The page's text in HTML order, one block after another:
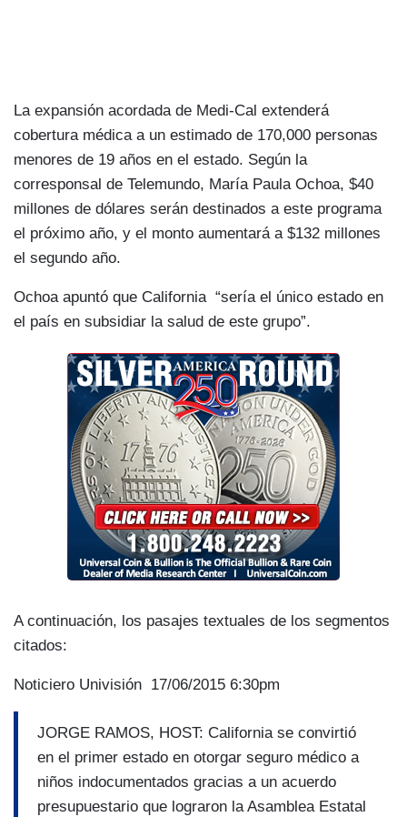
La expansión acordada de Medi-Cal extenderá
cobertura médica a un estimado de 170,000 personas
menores de 19 años en el estado. Según la
corresponsal de Telemundo, María Paula Ochoa, $40
millones de dólares serán destinados a este programa
el próximo año, y el monto aumentará a $132 millones
el segundo año.
Ochoa apuntó que California “sería el único estado en
el país en subsidiar la salud de este grupo”.
A continuación, los pasajes textuales de los segmentos
citados:
Noticiero Univisión 17/06/2015 6:30pm
JORGE RAMOS, HOST: California se convirtió
en el primer estado en otorgar seguro médico a
niños indocumentados gracias a un acuerdo
presupuestario que lograron la Asamblea Estatal